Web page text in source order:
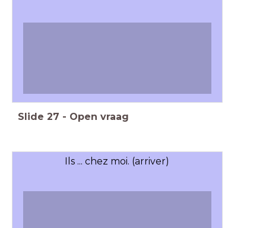
Slide 27 - Open vraag
Ils ... chez moi. (arriver)